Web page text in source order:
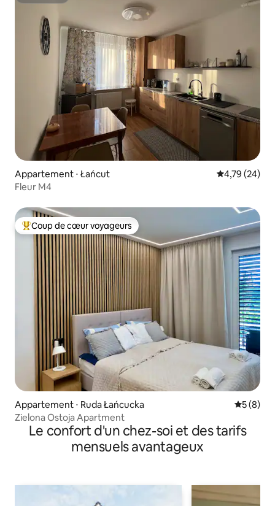
Appartement ⋅ Łańcut Évaluation
4,79 (24)
Fleur M4
Coups de cœur voyageurs les plus appréciés
Coup de cœur voyageurs
Appartement ⋅ Ruda Łańcucka
5 (8)
Zielona Ostoja Apartment
Le confort d'un chez-soi et des tarifs
mensuels avantageux